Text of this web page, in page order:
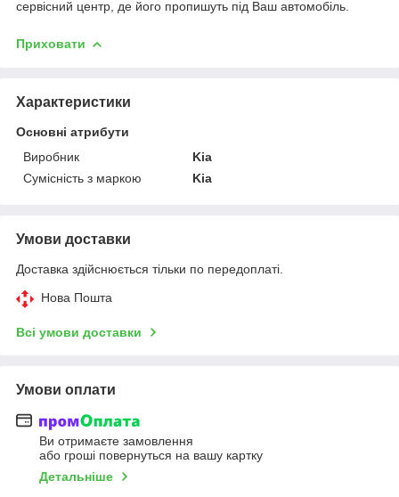
сервісний центр, де його пропишуть під Ваш автомобіль.
Приховати
Характеристики
Основні атрибути
Виробник
Kia
Сумісність з маркою
Kia
Умови доставки
Доставка здійснюється тільки по передоплаті.
Нова Пошта
Всі умови доставки
Умови оплати
Ви отримаєте замовлення
або гроші повернуться на вашу картку
Детальніше